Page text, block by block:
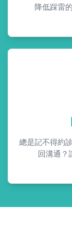
降低踩雷
總是記不得約
回溝通？